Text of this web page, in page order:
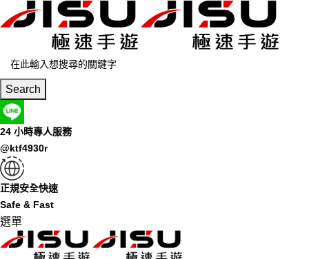
Search
24 小時專人服務
@ktf4930r
正規安全快速
Safe & Fast
選單